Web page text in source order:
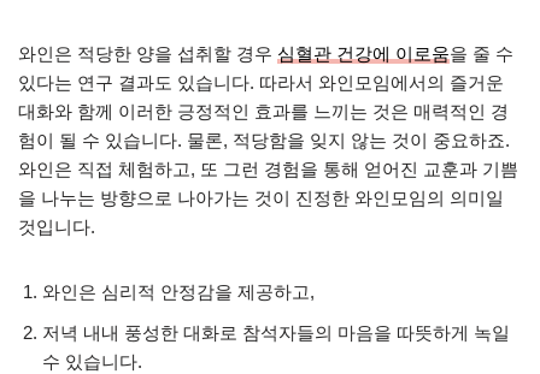
와인은 적당한 양을 섭취할 경우 심혈관 건강에 이로움을 줄 수
있다는 연구 결과도 있습니다. 따라서 와인모임에서의 즐거운
대화와 함께 이러한 긍정적인 효과를 느끼는 것은 매력적인 경
험이 될 수 있습니다. 물론, 적당함을 잊지 않는 것이 중요하죠.
와인은 직접 체험하고, 또 그런 경험을 통해 얻어진 교훈과 기쁨
을 나누는 방향으로 나아가는 것이 진정한 와인모임의 의미일
것입니다.
와인은 심리적 안정감을 제공하고,
저녁 내내 풍성한 대화로 참석자들의 마음을 따뜻하게 녹일
수 있습니다.